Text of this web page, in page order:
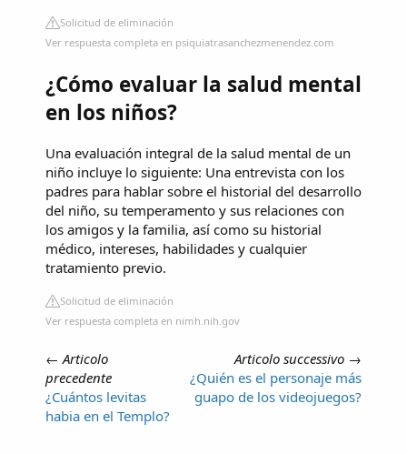
Solicitud de eliminación
Ver respuesta completa en psiquiatrasanchezmenendez.com
¿Cómo evaluar la salud mental
en los niños?
Una evaluación integral de la salud mental de un
niño incluye lo siguiente: Una entrevista con los
padres para hablar sobre el historial del desarrollo
del niño, su temperamento y sus relaciones con
los amigos y la familia, así como su historial
médico, intereses, habilidades y cualquier
tratamiento previo.
Solicitud de eliminación
Ver respuesta completa en nimh.nih.gov
← Articolo
precedente
¿Cuántos levitas
habia en el Templo?
Articolo successivo →
¿Quién es el personaje más
guapo de los videojuegos?